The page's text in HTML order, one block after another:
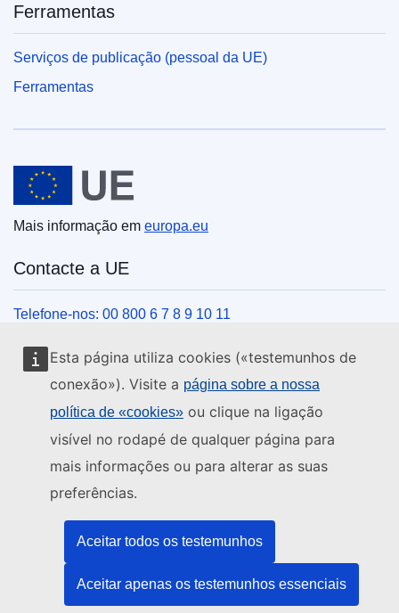
Esta página utiliza cookies («testemunhos de
conexão»). Visite a página sobre a nossa
política de «cookies» ou clique na ligação
visível no rodapé de qualquer página para
mais informações ou para alterar as suas
preferências.
Aceitar todos os testemunhos
Aceitar apenas os testemunhos essenciais
Ferramentas
Serviços de publicação (pessoal da UE)
Ferramentas
União Europeia
Mais informação em europa.eu
Contacte a UE
Telefone-nos: 00 800 6 7 8 9 10 11
Veja outros contactos telefónicos
Chegue a nós pelo nosso formulário
Venha ter connosco a um centro da UE
Encontre os canais da UE nas redes sociais
Instituições e organismos da UE
Pesquisar todas as instituições e órgãos da UE